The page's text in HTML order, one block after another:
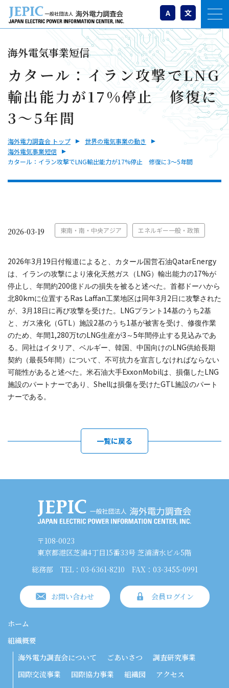
A 文
海外電気事業短信
カタール：イラン攻撃でLNG
輸出能力が17%停止 修復に
3～5年間
海外電力調査会 トップ
世界の電気事業の動き
海外電気事業短信
カタール：イラン攻撃でLNG輸出能力が17%停止 修復に3～5年間
2026-03-19 東南・南・中央アジア エネルギー一般・政策
2026年3 月 19 日付報道によると、カタール国営石油QatarEnergy
は、イランの攻撃により液化天然ガス（ LNG ）輸出能力の17%が
停止し、年間約200億ドルの損失を被ると述べた。首都ドーハから
北80kmに位置する Ras Laffan工業地区は同年3 月 2 日に攻撃された
が、 3 月 18 日に再び攻撃を受けた。 LNGプラント 14基のうち2基
と、ガス液化（GTL）施設2基のうち1基が被害を受け、修復作業
のため、年間 1,280万tのLNG生産が3 ～ 5年間停止する見込みであ
る。同社はイタリア、ベルギー、韓国、中国向けのLNG供給長期
契約（最長5年間）について、不可抗力を宣言しなければならない
可能性があると述べた。米石油大手ExxonMobilは、損傷したLNG
施設のパートナーであり、 Shellは損傷を受けたGTL施設のパート
ナーである。
一覧に戻る
〒108-0023
東京都港区芝浦4丁目15番33号 芝浦清水ビル5階
総務部
TEL：03-6361-8210 FAX：03-3455-0991
お問い合わせ 会員ログイン
ホーム
組織概要
海外電力調査会について
ごあいさつ
調査研究事業
国際交流事業
国際協力事業 組織図
アクセス